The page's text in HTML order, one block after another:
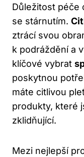
Důležitost péče
se stárnutím.
ztrácí svou
k podráždění a
klíčové vybrat
poskytnou
máte citlivou
produkty, které
zklidňující.
Mezi nejlepší